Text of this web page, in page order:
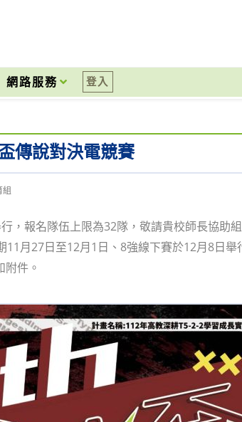
網路服務 登入
傳說對決電競賽
組
，報名隊伍上限為32隊，敬請貴校師長協助組
月27日至12月1日、8強線下賽於12月8日舉
件。